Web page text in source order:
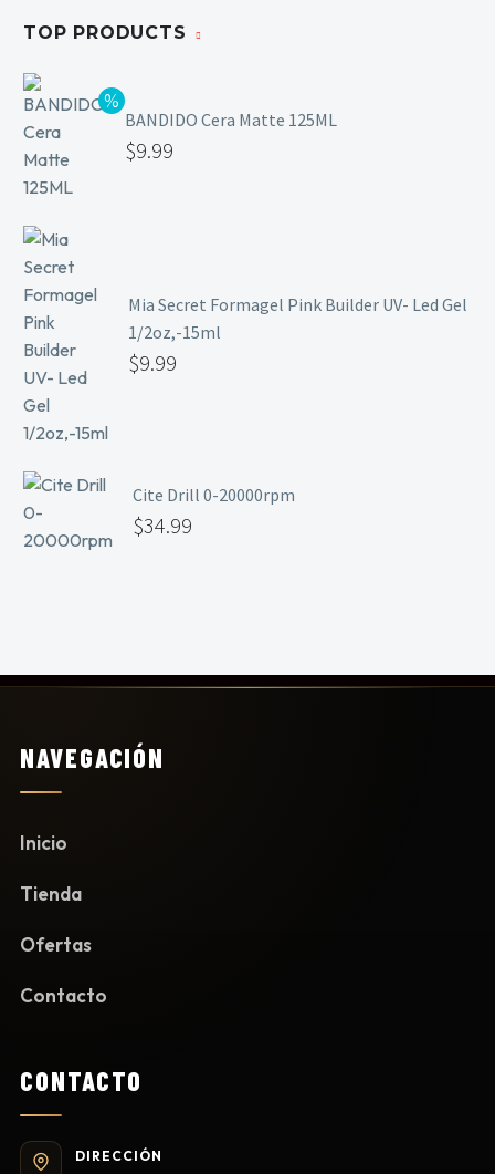
TOP PRODUCTS
BANDIDO Cera Matte 125ML
$9.99
Mia Secret Formagel Pink Builder UV- Led Gel
1/2oz,-15ml
$9.99
Cite Drill 0-20000rpm
$34.99
NAVEGACIÓN
Inicio
Tienda
Ofertas
Contacto
CONTACTO
DIRECCIÓN